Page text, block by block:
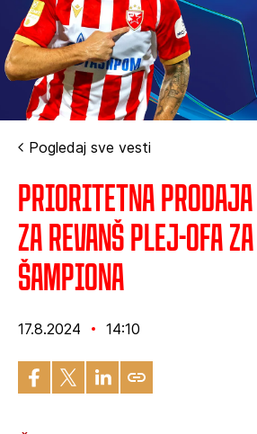
Pogledaj sve vesti
Prioritetna prodaja
za revanš plej-ofa
šampiona
17.8.2024 14:10